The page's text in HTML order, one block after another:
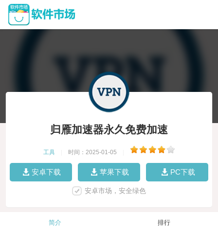
归雁加速器永久免费加速
工具 时间：2025-01-05
安卓下载 苹果下载 PC下载
安卓市场，安全绿色
简介 排行